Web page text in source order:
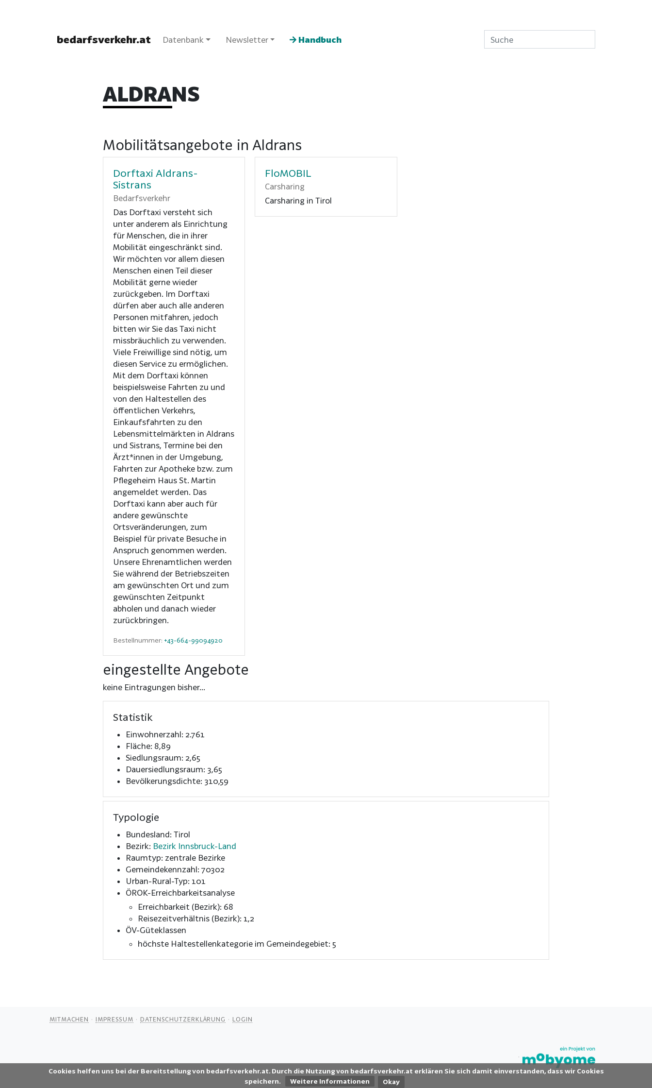
Cookies helfen uns bei der Bereitstellung von bedarfsverkehr.at. Durch die Nutzung von bedarfsverkehr.at erklären Sie sich damit einverstanden, dass wir Cookies
speichern.
Weitere Informationen
bedarfsverkehr.at Datenbank Newsletter Handbuch
ALDRANS
Mobilitätsangebote in Aldrans
Dorftaxi Aldrans-
Sistrans
Bedarfsverkehr
Das Dorftaxi versteht sich
unter anderem als Einrichtung
für Menschen, die in ihrer
Mobilität eingeschränkt sind.
Wir möchten vor allem diesen
Menschen einen Teil dieser
Mobilität gerne wieder
zurückgeben. Im Dorftaxi
dürfen aber auch alle anderen
Personen mitfahren, jedoch
bitten wir Sie das Taxi nicht
missbräuchlich zu verwenden.
Viele Freiwillige sind nötig, um
diesen Service zu ermöglichen.
Mit dem Dorftaxi können
beispielsweise Fahrten zu und
von den Haltestellen des
öffentlichen Verkehrs,
Einkaufsfahrten zu den
Lebensmittelmärkten in Aldrans
und Sistrans, Termine bei den
Ärzt*innen in der Umgebung,
Fahrten zur Apotheke bzw. zum
Pflegeheim Haus St. Martin
angemeldet werden. Das
Dorftaxi kann aber auch für
andere gewünschte
Ortsveränderungen, zum
Beispiel für private Besuche in
Anspruch genommen werden.
Unsere Ehrenamtlichen werden
Sie während der Betriebszeiten
am gewünschten Ort und zum
gewünschten Zeitpunkt
abholen und danach wieder
zurückbringen.
Bestellnummer: +43-664-99094920
FloMOBIL
Carsharing
Carsharing in Tirol
eingestellte Angebote
keine Eintragungen bisher...
Statistik
Einwohnerzahl: 2.761
Fläche: 8,89
Siedlungsraum: 2,65
Dauersiedlungsraum: 3,65
Bevölkerungsdichte: 310,59
Typologie
Bundesland: Tirol
Bezirk: Bezirk Innsbruck-Land
Raumtyp: zentrale Bezirke
Gemeindekennzahl: 70302
Urban-Rural-Typ: 101
ÖROK-Erreichbarkeitsanalyse
Erreichbarkeit (Bezirk): 68
Reisezeitverhältnis (Bezirk): 1,2
ÖV-Güteklassen
höchste Haltestellenkategorie im Gemeindegebiet: 5
MITMACHEN IMPRESSUM DATENSCHUTZERKLÄRUNG LOGIN